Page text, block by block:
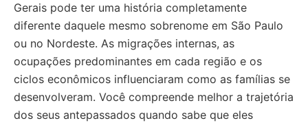
Gerais pode ter uma história completamente
diferente daquele mesmo sobrenome em São Paulo
ou no Nordeste. As migrações internas, as
ocupações predominantes em cada região e os
ciclos econômicos influenciaram como as famílias se
desenvolveram. Você compreende melhor a trajetória
dos seus antepassados quando sabe que eles